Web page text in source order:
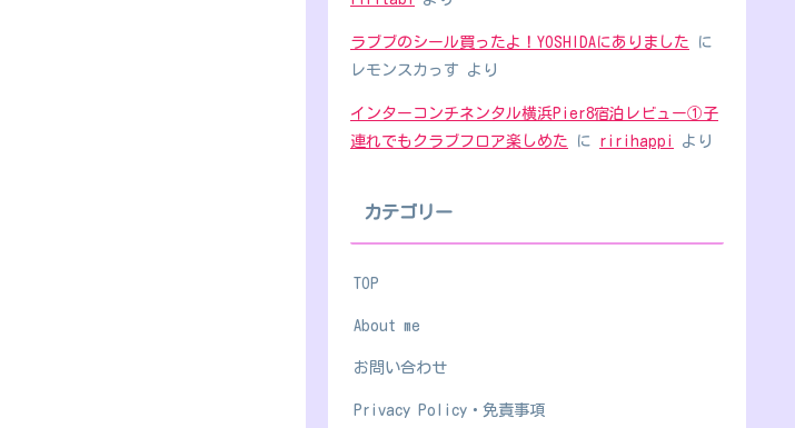
ラブブのシール買ったよ！YOSHIDAにありました に
レモンスカっす より
インターコンチネンタル横浜Pier8宿泊レビュー①子
連れでもクラブフロア楽しめた に ririhappi より
カテゴリー
TOP
About me
お問い合わせ
Privacy Policy・免責事項